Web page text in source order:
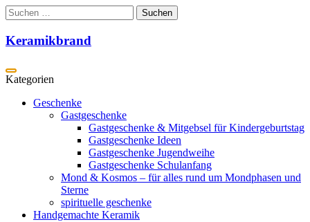
Zum
Inhalt
springen
Suchen
nach:
Keramikbrand
Geschenke
Gastgeschenke
Gastgeschenke & Mitgebsel für Kindergeburtstag
Gastgeschenke Ideen
Gastgeschenke Jugendweihe
Gastgeschenke Schulanfang
Mond & Kosmos – für alles rund um Mondphasen und
Sterne
spirituelle geschenke
Handgemachte Keramik